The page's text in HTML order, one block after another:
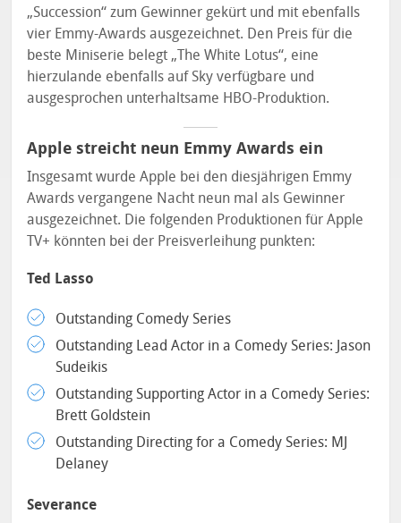
„Succession“ zum Gewinner gekürt und mit ebenfalls
vier Emmy-Awards ausgezeichnet. Den Preis für die
beste Miniserie belegt „The White Lotus“, eine
hierzulande ebenfalls auf Sky verfügbare und
ausgesprochen unterhaltsame HBO-Produktion.
Apple streicht neun Emmy Awards ein
Insgesamt wurde Apple bei den diesjährigen Emmy
Awards vergangene Nacht neun mal als Gewinner
ausgezeichnet. Die folgenden Produktionen für Apple
TV+ könnten bei der Preisverleihung punkten:
Ted Lasso
Outstanding Comedy Series
Outstanding Lead Actor in a Comedy Series: Jason
Sudeikis
Outstanding Supporting Actor in a Comedy Series:
Brett Goldstein
Outstanding Directing for a Comedy Series: MJ
Delaney
Severance